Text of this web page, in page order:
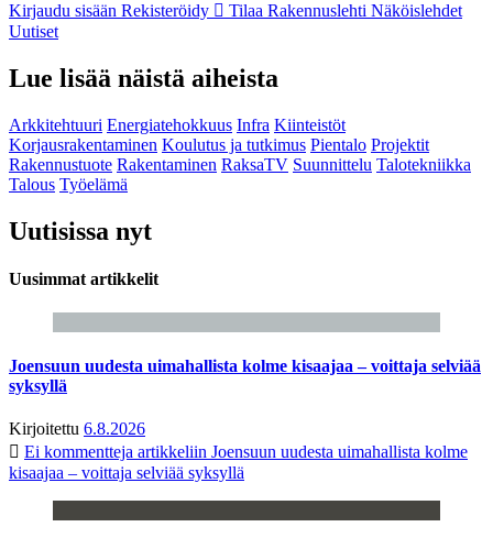
Kirjaudu sisään Rekisteröidy Tilaa Rakennuslehti Näköislehdet
Uutiset
Lue lisää näistä aiheista
Arkkitehtuuri Energiatehokkuus Infra Kiinteistöt
Korjausrakentaminen Koulutus ja tutkimus Pientalo Projektit
Rakennustuote Rakentaminen RaksaTV Suunnittelu Talotekniikka
Talous Työelämä
Uutisissa nyt
Uusimmat artikkelit
Joensuun uudesta uimahallista kolme kisaajaa – voittaja selviää
syksyllä
Kirjoitettu 6.8.2026
Ei kommentteja artikkeliin Joensuun uudesta uimahallista kolme
kisaajaa – voittaja selviää syksyllä